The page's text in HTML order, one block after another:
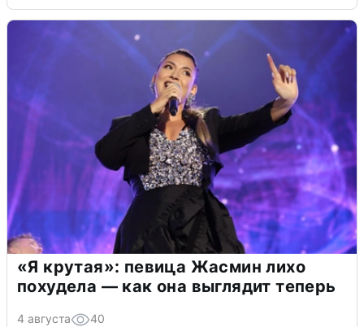
«Я крутая»: певица Жасмин лихо
похудела — как она выглядит теперь
4 августа 40